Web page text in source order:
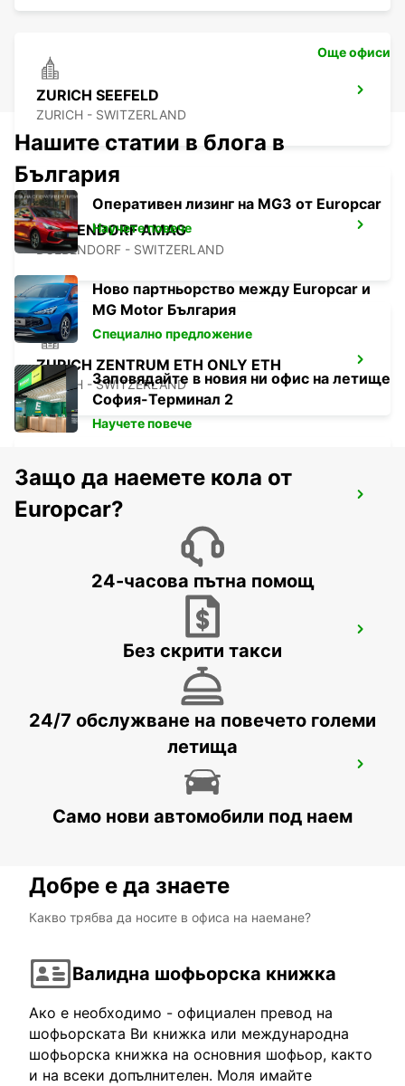
ZURICH SEEFELD
ZURICH - SWITZERLAND
DUEBENDORF AMAG
DUEBENDORF - SWITZERLAND
ZURICH ZENTRUM ETH ONLY ETH
ZURICH - SWITZERLAND
ZURICH BRUNAUPARK
ZURICH - SWITZERLAND
ZURICH MAIN STATION
ZURICH - SWITZERLAND
ZURICH NORTH OERLIKON
ZURICH - SWITZERLAND
Още офиси
Нашите статии в блога в
България
Оперативен лизинг на MG3 от Europcar
Научете повече
Ново партньорство между Europcar и
MG Motor България
Специално предложение
Заповядайте в новия ни офис на летище
София-Терминал 2
Научете повече
Защо да наемете кола от
Europcar?
24-часова пътна помощ
Без скрити такси
24/7 обслужване на повечето големи
летища
Само нови автомобили под наем
Добре е да знаете
Какво трябва да носите в офиса на наемане?
Валидна шофьорска книжка
Ако е необходимо - официален превод на
шофьорската Ви книжка или международна
шофьорска книжка на основния шофьор, както
и на всеки допълнителен. Моля имайте